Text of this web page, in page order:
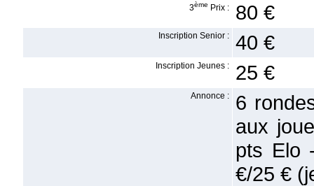
3ème Prix : 80 €
Inscription Senior : 40 €
Inscription Jeunes : 25 €
Annonce :
6
aux
pts Elo
€/25 €